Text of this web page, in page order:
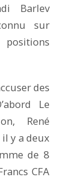
Barlev
sur
des
Le
René
il y a deux
de 8
CFA